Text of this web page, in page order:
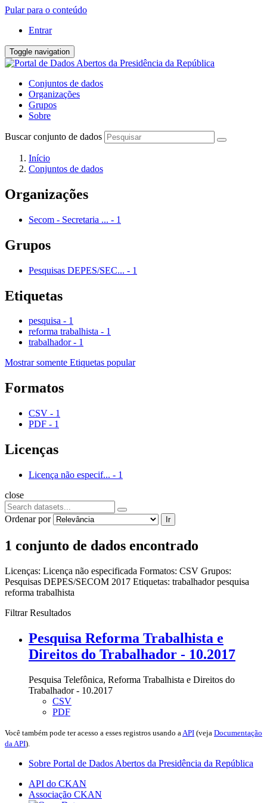
Pular para o conteúdo
Entrar
Toggle navigation
Conjuntos de dados
Organizações
Grupos
Sobre
Buscar conjunto de dados
Início
Conjuntos de dados
Organizações
Secom - Secretaria ... - 1
Grupos
Pesquisas DEPES/SEC... - 1
Etiquetas
pesquisa - 1
reforma trabalhista - 1
trabalhador - 1
Mostrar somente Etiquetas popular
Formatos
CSV - 1
PDF - 1
Licenças
Licença não especif... - 1
close
Ordenar por Ir
1 conjunto de dados encontrado
Licenças: Licença não especificada Formatos: CSV Grupos:
Pesquisas DEPES/SECOM 2017 Etiquetas: trabalhadorpesquisa
reforma trabalhista
Filtrar Resultados
Pesquisa Reforma Trabalhista e
Direitos do Trabalhador - 10.2017
Pesquisa Telefônica, Reforma Trabalhista e Direitos do
Trabalhador - 10.2017
CSV
PDF
Você também pode ter acesso a esses registros usando a API (veja Documentação
da API).
Sobre Portal de Dados Abertos da Presidência da República
API do CKAN
Associação CKAN